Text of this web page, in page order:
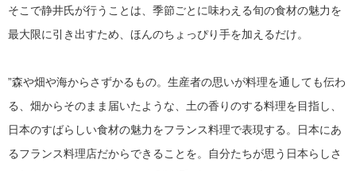
そこで静井氏が行うことは、季節ごとに味わえる旬の食材の魅力を
最大限に引き出すため、ほんのちょっぴり手を加えるだけ。
”森や畑や海からさずかるもの。生産者の思いが料理を通しても伝わ
る、畑からそのまま届いたような、土の香りのする料理を目指し、
日本のすばらしい食材の魅力をフランス料理で表現する。日本にあ
るフランス料理店だからできることを。自分たちが思う日本らしさ